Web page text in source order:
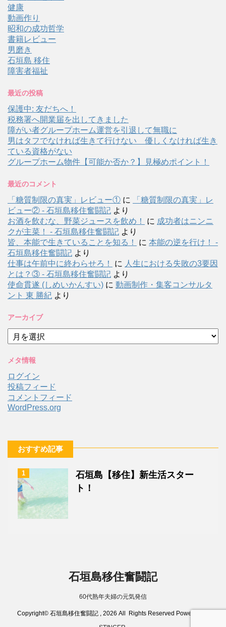
健康
動画作り
昭和の成功哲学
書籍レビュー
男磨き
石垣島 移住
障害者福祉
最近の投稿
保護中: 友だちへ！
税務署へ開業届を出してきました
障がい者グループホーム運営を引退して無職に
男はタフでなければ生きて行けない 優しくなければ生き
ている資格がない
グループホーム物件【可能か否か？】見極めポイント！
最近のコメント
「糖質制限の真実」レビュー① に
「糖質制限の真実」レ
ビュー② - 石垣島移住奮闘記 より
お酒を飲むな、野菜ジュースを飲め！
に 成功者はニンニ
クが主菜！ - 石垣島移住奮闘記 より
皆、本能で生きていることを知る！
に 本能の逆を行け！ -
石垣島移住奮闘記 より
仕事は午前中に終わらせろ！
に 人生における失敗の3要因
とは？③ - 石垣島移住奮闘記 より
使命貫遂 (しめいかんすい) に 動画制作・集客コンサルタ
ント 東 勝紀 より
アーカイブ
ア
ー
イ
ブ
メタ情報
ログイン
投稿フィード
コメントフィード
WordPress.org
おすすめ記事
1
石垣島【移住】新生活スター
ト！
石垣島移住奮闘記
60代熟年夫婦の元気発信
Copyright© 石垣島移住奮闘記 , 2026 All Rights Reserved Powered by